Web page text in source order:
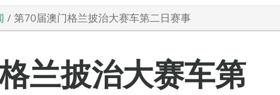
第70届澳门格兰披治大赛车第二日赛事
兰披治大赛车第